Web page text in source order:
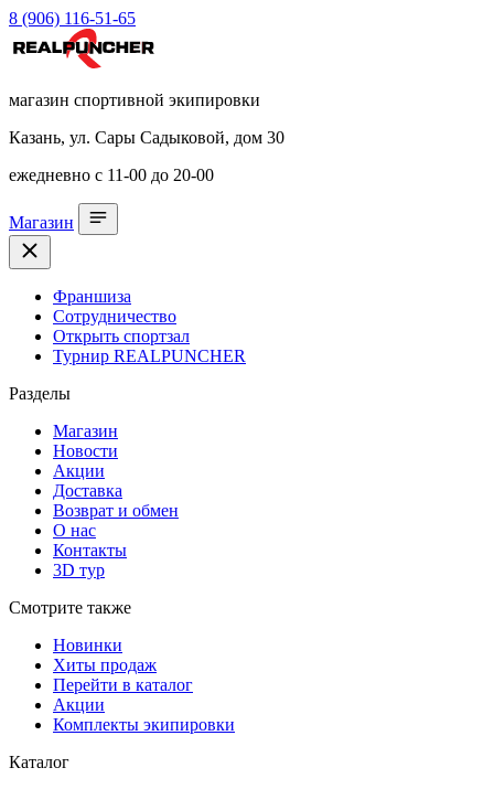
8 (906) 116-51-65
магазин спортивной экипировки
Казань, ул. Сары Садыковой, дом 30
ежедневно с 11-00 до 20-00
Магазин
Франшиза
Сотрудничество
Открыть спортзал
Турнир REALPUNCHER
Разделы
Магазин
Новости
Акции
Доставка
Возврат и обмен
О нас
Контакты
3D тур
Смотрите также
Новинки
Хиты продаж
Перейти в каталог
Акции
Комплекты экипировки
Каталог